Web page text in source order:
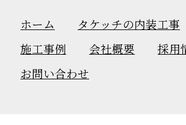
ホーム
タケッチの内装工事
施工事例
会社概要
採用
お問い合わせ